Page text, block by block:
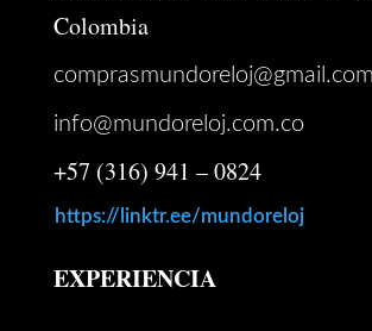
Colombia
comprasmundoreloj@gmail.com
info@mundoreloj.com.co
+57 (316) 941 – 0824
https://linktr.ee/mundoreloj
EXPERIENCIA